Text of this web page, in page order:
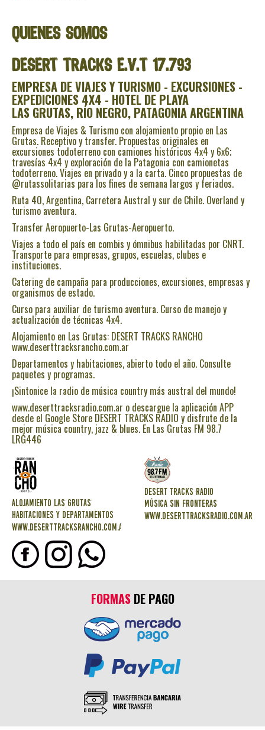
QUIENES SOMOS
DESERT TRACKS E.V.T 17.793
EMPRESA DE VIAJES Y TURISMO - EXCURSIONES -
EXPEDICIONES 4X4 - HOTEL DE PLAYA
LAS GRUTAS, RÍO NEGRO, PATAGONIA ARGENTINA
Empresa de Viajes & Turismo con alojamiento propio en Las
Grutas. Receptivo y transfer. Propuestas originales en
excursiones todoterreno con camiones históricos 4x4 y 6x6;
travesías 4x4 y exploración de la Patagonia con camionetas
todoterreno. Viajes en privado y a la carta. Cinco propuestas de
@rutassolitarias para los fines de semana largos y feriados.
Ruta 40, Argentina, Carretera Austral y sur de Chile. Overland y
turismo aventura.
Transfer Aeropuerto-Las Grutas-Aeropuerto.
Viajes a todo el país en combis y ómnibus habilitadas por CNRT.
Transporte para empresas, grupos, escuelas, clubes e
instituciones.
Catering de campaña para producciones, excursiones, empresas y
organismos de estado.
Curso para auxiliar de turismo aventura. Curso de manejo y
actualización de técnicas 4x4.
Alojamiento en Las Grutas: DESERT TRACKS RANCHO
www.deserttracksrancho.com.ar
Departamentos y habitaciones, abierto todo el año. Consulte
paquetes y programas.
¡Sintonice la radio de música country más austral del mundo!
www.deserttracksradio.com.ar o descargue la aplicación APP
desde el Google Store DESERT TRACKS RADIO y disfrute de la
mejor música country, jazz & blues. En Las Grutas FM 98.7
LRG446
ALOJAMIENTO LAS GRUTAS
HABITACIONES Y DEPARTAMENTOS
www.deserttracksrancho.com.ar
DESERT TRACKS RADIO
MÚSICA SIN FRONTERAS
www.deserttracksradio.com.ar
FORMASDE PAGO